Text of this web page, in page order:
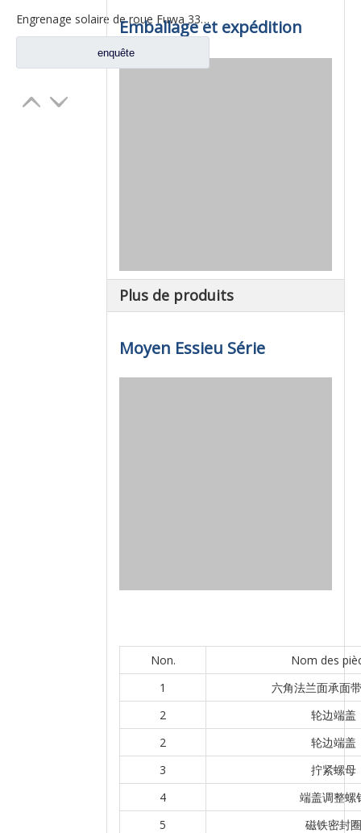
Engrenage solaire de roue Fuwa 330 pour pièces de camion Fuwa BN0407B0-3
enquête
Emballage et expédition
Plus de produits
Moyen Essieu Série
Non.
Nom des
1
六角法兰面承面
2
轮边端盖
2
轮边端盖
3
拧紧螺母
4
端盖调整螺
5
磁铁密封圈